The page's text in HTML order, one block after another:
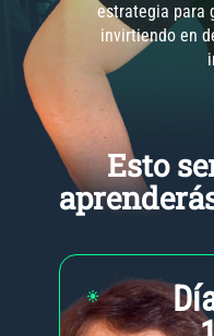
estrategia para
invirtiendo en
Esto